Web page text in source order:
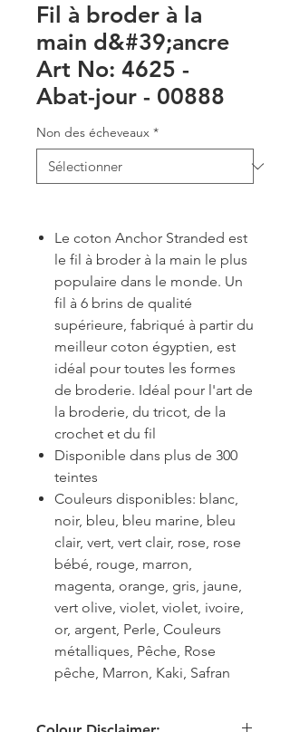
Fil à broder à la
main d&#39;ancre
Art No: 4625 -
Abat-jour - 00888
Non des écheveaux *
Le coton Anchor Stranded est
le fil à broder à la main le plus
populaire dans le monde. Un
fil à 6 brins de qualité
supérieure, fabriqué à partir du
meilleur coton égyptien, est
idéal pour toutes les formes
de broderie. Idéal pour l'art de
la broderie, du tricot, de la
crochet et du fil
Disponible dans plus de 300
teintes
Couleurs disponibles: blanc,
noir, bleu, bleu marine, bleu
clair, vert, vert clair, rose, rose
bébé, rouge, marron,
magenta, orange, gris, jaune,
vert olive, violet, violet, ivoire,
or, argent, Perle, Couleurs
métalliques, Pêche, Rose
pêche, Marron, Kaki, Safran